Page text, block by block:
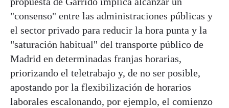
"consenso" entre las administraciones públicas y
el sector privado para reducir la hora punta y la
"saturación habitual" del transporte público de
Madrid en determinadas franjas horarias,
priorizando el teletrabajo y, de no ser posible,
apostando por la flexibilización de horarios
laborales escalonando, por ejemplo, el comienzo